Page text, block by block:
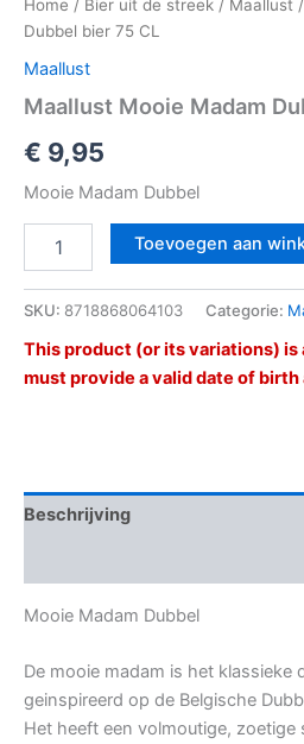
Home / Bier uit de streek / Maallust
Dubbel bier 75 CL
Maallust
Maallust Mooie Madam
€ 9,95
Mooie Madam Dubbel
Toevoegen aan
SKU: 8718868064103 Categorie:
This product (or its variations)
must provide a valid date of
Beschrijving
Mooie Madam Dubbel
De mooie madam is het klassieke
geinspireerd op de Belgische
Het heeft een volmoutige, zoetige